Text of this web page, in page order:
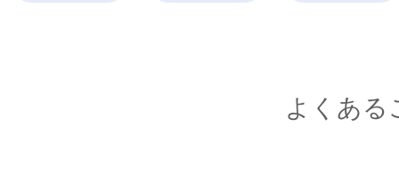
よくある